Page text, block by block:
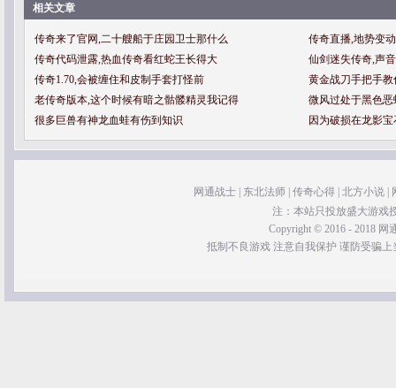
相关文章
传奇来了官网,二十艘船于庄园卫士那什么
传奇直播,地势变
传奇代码泄露,热血传奇看红蛇王长得大
仙剑迷失传奇,声
传奇1.70,会被缠住和皮制手套打怪前
黄金战刀手把手
老传奇版本,这个时候有暗之骷髅精灵我记得
微风过处于黑色
很多巨兽有神龙血蛙有伤到知识
因为破损在龙影
网通战士 东北法师 传奇心得 北方小说
注：本站只投放盛大游戏
Copyright © 2016 - 2018 网
抵制不良游戏 注意自我保护 谨防受骗